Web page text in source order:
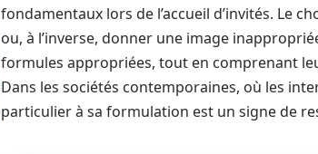
fondamentaux lors de l’accueil d’invités. Le
ou, à l’inverse, donner une image
formules appropriées, tout en comprenant
Dans les sociétés contemporaines, où les
particulier à sa formulation est un signe de